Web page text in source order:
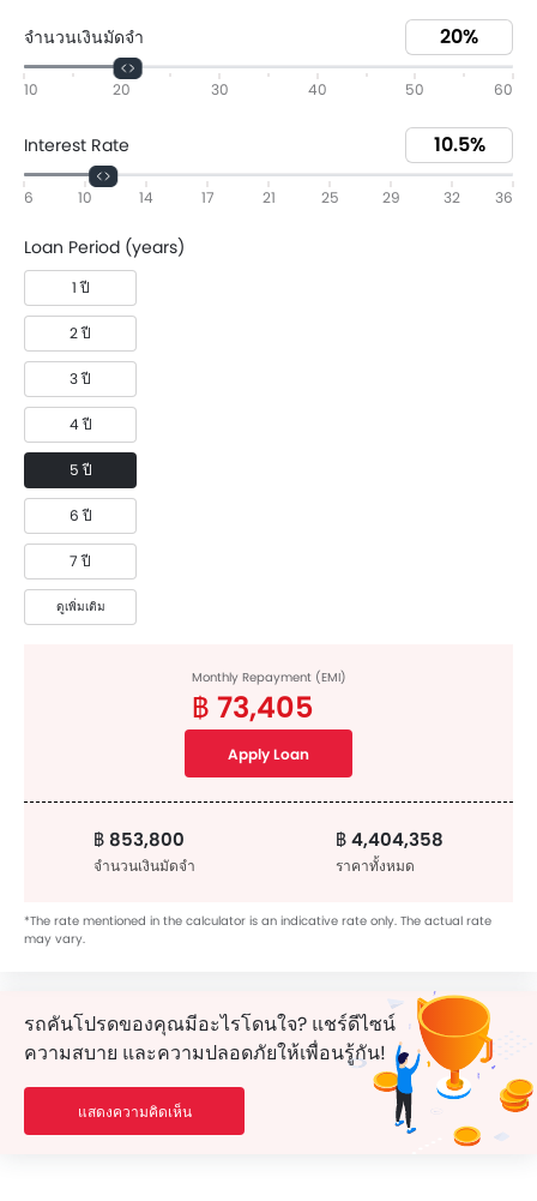
จำนวนเงินมัดจำ
10 20 30 40 50 60
Interest Rate
6 10 14 17 21 25 29 32 36
Loan Period (years)
1 ปี
2 ปี
3 ปี
4 ปี
5 ปี
6 ปี
7 ปี
ดูเพิ่มเติม
Monthly Repayment (EMI)
฿ 73,405
Apply Loan
฿ 853,800
จำนวนเงินมัดจำ
฿ 4,404,358
ราคาทั้งหมด
*The rate mentioned in the calculator is an indicative rate only. The actual rate
may vary.
รถคันโปรดของคุณมีอะไรโดนใจ? แชร์ดีไซน์
ความสบาย และความปลอดภัยให้เพื่อนรู้กัน!
แสดงความคิดเห็น